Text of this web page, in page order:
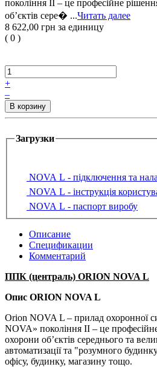
покоління ІІ – це професійне
об’єктів сере� ...Читать далее
8 622,00 грн за единицу
( 0 )
+
–
Загрузки
NOVA L - підключення та
NOVA L - інструкція
NOVA L - паспорт виробу
Описание
Спецификации
Комментарий
ППК (централь) ORION NOVA L
Опис ORION NOVA L
Orion NOVA L – прилад охоронної
NOVA» покоління ІІ – це
охорони об’єктів середнього та
автоматизації та "розумного
офісу, будинку, магазину тощо.